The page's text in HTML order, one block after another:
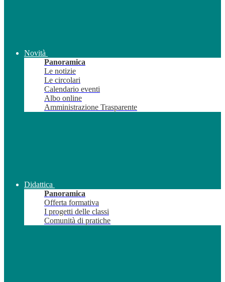
Novità
Panoramica
Le notizie
Le circolari
Calendario eventi
Albo online
Amministrazione Trasparente
Didattica
Panoramica
Offerta formativa
I progetti delle classi
Comunità di pratiche